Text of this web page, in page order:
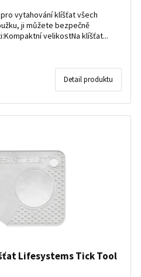
vytahování klíšťat všech
ji můžete bezpečně
velikostNa klíšťat...
Detail produktu
Lifesystems Tick Tool